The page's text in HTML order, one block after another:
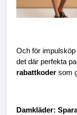
Och för impulsköp
det där perfekta
rabattkoder som
Damkläder: